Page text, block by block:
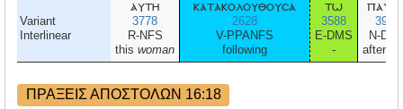
Variant
Interlinear
αυτη
3778
R-NFS
this woman
κατακολουθουσα
2628
V-PPANFS
following
τω
3588
E-DMS
-
3972
N-
after
ΠΡΑΞΕΙΣ ΑΠΟΣΤΟΛΩΝ 16:18